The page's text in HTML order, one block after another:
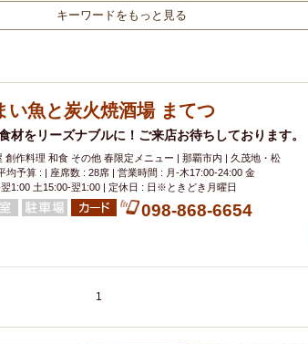
一人飲み 誕生日 大人数
肉料理 模合 インスタ映え 座敷席 記
忘年会コース レモンサワー 観光客に人気 大
4000円台コース 合コン オリオンドラフト
酒場 ノンアルコールビール ウィスキー テレビ
オケ デリバリー 寿司 クリスマス 和食
大部屋40名 旭橋駅周辺 沖縄料理
う パスタ 民謡・生演奏 気軽に一杯
キーワードをもっと見る
い魚と炭火焼酒場 まてつ
材をリーズナブルに！ご来店お待ちしております。
創作料理 和食 その他 春限定メニュー | 那覇市内 | 久茂地・松
均予算 : | 座席数 : 28席 | 営業時間 : 月-木17:00-24:00 金
翌1:00 土15:00-翌1:00 | 定休日 : 日※ときどき月曜日
098-868-6654
1